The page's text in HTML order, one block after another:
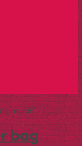
murah"
bag